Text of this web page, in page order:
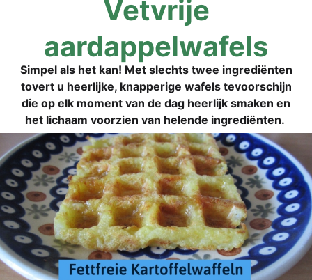
Vet­vri­je
aardappelwafels
Sim­pel als het kan! Met slechts twee ingre­diën­ten
tovert u heer­li­jke, knap­pe­ri­ge wafels tevo­or­schi­jn
die op elk moment van de dag heer­li­jk sma­ken en
het lichaam voor­zi­en van helen­de ingrediënten.